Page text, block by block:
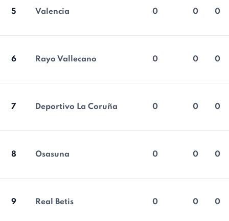
5 Valencia 0 0 0
6 Rayo Vallecano 0 0 0
7 Deportivo La Coruña 0 0 0
8 Osasuna 0 0 0
9 Real Betis 0 0 0